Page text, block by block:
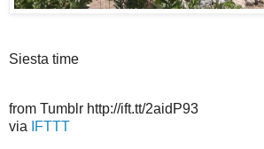
Siesta time
from Tumblr http://ift.tt/2aidP93
via
IFTTT